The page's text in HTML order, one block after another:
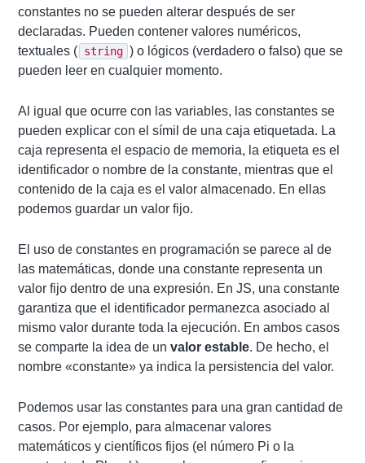
constantes no se pueden alterar después de ser
declaradas. Pueden contener valores numéricos,
textuales ( string ) o lógicos (verdadero o falso) que se
pueden leer en cualquier momento.
Al igual que ocurre con las variables, las constantes se
pueden explicar con el símil de una caja etiquetada. La
caja representa el espacio de memoria, la etiqueta es el
identificador o nombre de la constante, mientras que el
contenido de la caja es el valor almacenado. En ellas
podemos guardar un valor fijo.
El uso de constantes en programación se parece al de
las matemáticas, donde una constante representa un
valor fijo dentro de una expresión. En JS, una constante
garantiza que el identificador permanezca asociado al
mismo valor durante toda la ejecución. En ambos casos
se comparte la idea de unvalor estable. De hecho, el
nombre «constante» ya indica la persistencia del valor.
Podemos usar las constantes para una gran cantidad de
casos. Por ejemplo, para almacenar valores
matemáticos y científicos fijos (el número Pi o la